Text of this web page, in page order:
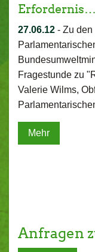
Erfordernis…
27.06.12 - Zu den
Fragestunde zu
Valerie Wilms,
Mehr
Anfragen